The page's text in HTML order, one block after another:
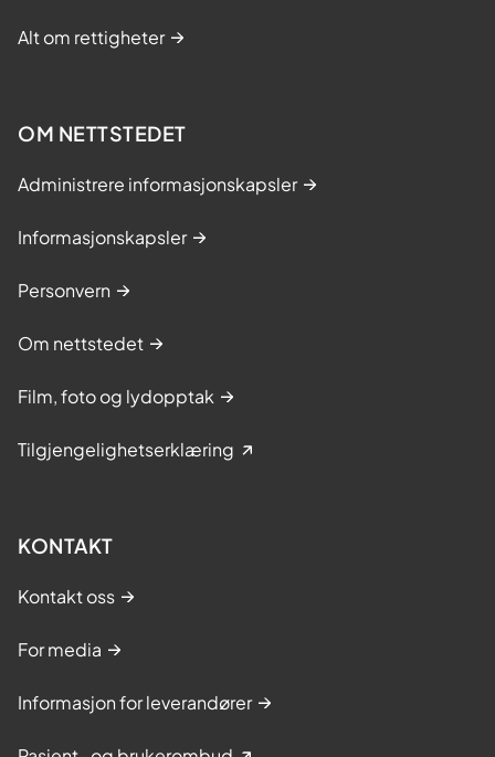
Alt om rettigheter
OM NETTSTEDET
Administrere informasjonskapsler
Informasjonskapsler
Personvern
Om nettstedet
Film, foto og lydopptak
Tilgjengelighetserklæring
KONTAKT
Kontakt oss
For media
Informasjon for leverandører